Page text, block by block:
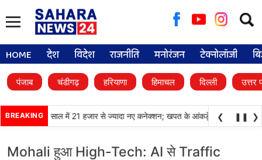
for:
HOME देश विदेश राजनीति मनोरंजन टेक्नोलॉजी
पंजाब चंडीगढ़ हरियाणा हिमाचल दिल्ली उत्तर
BREAKING
की मांग, 4 साल में 21 हजार से ज्यादा नए कनेक्शन; खपत के आंकड़े भी चौंकाने वाले •
❮ ❚❚ ❯
Mohali हुआ High-Tech: AI से Traffic